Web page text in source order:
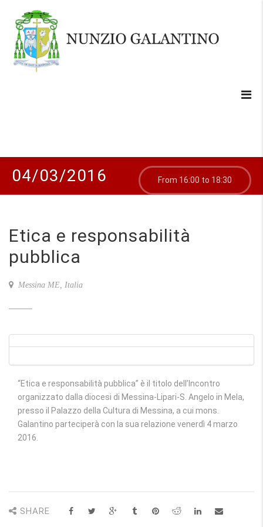
04/03/2016 From 16:00 to 18:30
Etica e responsabilità
pubblica
Messina ME, Italia
“Etica e responsabilità pubblica” è il titolo dell’Incontro
organizzato dalla diocesi di Messina-Lipari-S. Angelo in Mela,
presso il Palazzo della Cultura di Messina, a cui mons.
Galantino parteciperà con la sua relazione venerdì 4 marzo
2016.
SHARE